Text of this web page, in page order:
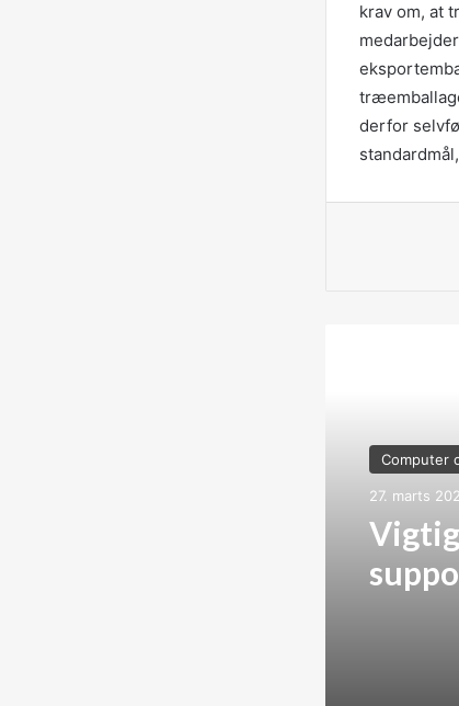
krav om, at
derfor
Computer
27. marts